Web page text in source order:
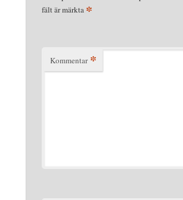
fält är märkta *
Kommentar *